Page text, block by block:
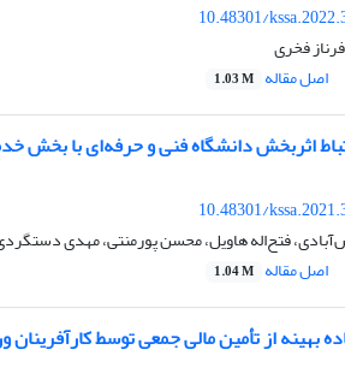
10.48301/
فخری
اصل مقاله 1.03 M
اثربخش دانشگاه فنی و حرفه‌ای با
10.48301/
فتح‌اله هاویل، محسن پورمنتی، مهدی
اصل مقاله 1.04 M
بهینه از تأمین مالی جمعی توسط کارآفرینان